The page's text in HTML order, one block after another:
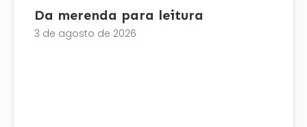
Da merenda para leitura
3 de agosto de 2026